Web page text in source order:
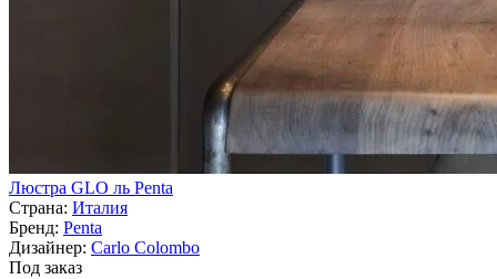
Люстра GLO ль Penta
Страна: Италия
Бренд: Penta
Дизайнер: Carlo Colombo
Под заказ